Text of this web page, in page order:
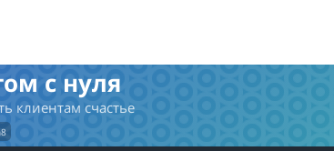
с нуля
клиентам счастье